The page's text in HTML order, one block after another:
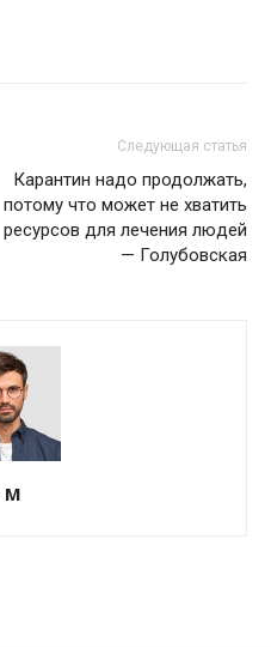
Следующая статья
Карантин надо продолжать,
потому что может не хватить
ресурсов для лечения людей
— Голубовская
М